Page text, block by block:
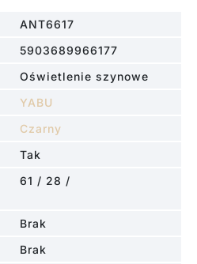
ANT6617
5903689966177
Oświetlenie szynowe
YABU
Czarny
Tak
61 / 28 /
Brak
Brak